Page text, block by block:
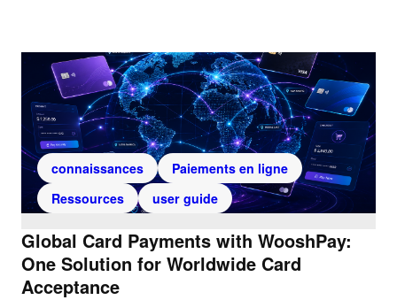
connaissances
Paiements en ligne
Ressources
user guide
Global Card Payments with WooshPay:
One Solution for Worldwide Card
Acceptance